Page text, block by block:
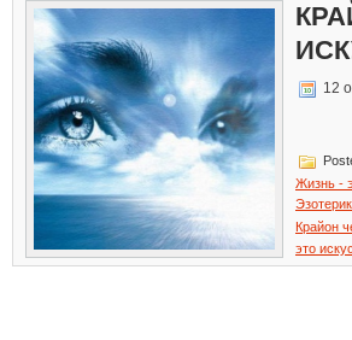
12
Жизнь -
Крайон
это